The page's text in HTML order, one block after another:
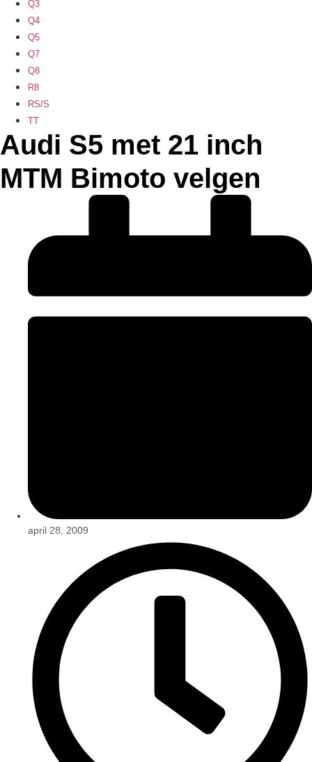
Q3
Q4
Q5
Q7
Q8
R8
RS/S
TT
Audi S5 met 21 inch
MTM Bimoto velgen
april 28, 2009